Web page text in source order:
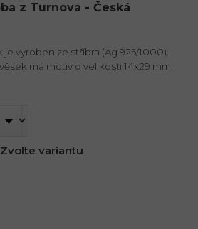
Zvolte variantu
z Turnova - Česká
vyroben ze stříbra (Ag 925/1000).
má motiv o velikosti 14x29 mm.